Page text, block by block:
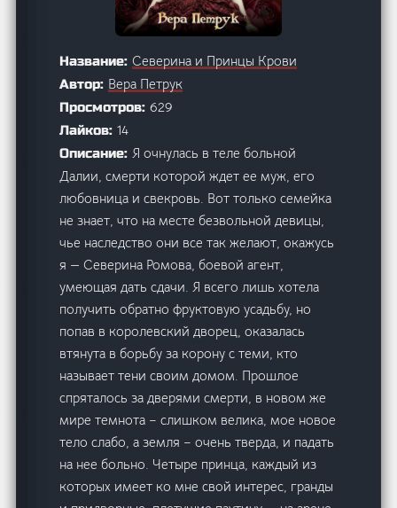
Название:Северина и Принцы Крови
Автор: Вера Петрук
Просмотров:629
Лайков:14
Описание:Я очнулась в теле больной
Далии, смерти которой ждет ее муж, его
любовница и свекровь. Вот только семейка
не знает, что на месте безвольной девицы,
чье наследство они все так желают, окажусь
я — Северина Ромова, боевой агент,
умеющая дать сдачи. Я всего лишь хотела
получить обратно фруктовую усадьбу, но
попав в королевский дворец, оказалась
втянута в борьбу за корону с теми, кто
называет тени своим домом. Прошлое
спряталось за дверями смерти, в новом же
мире темнота – слишком велика, мое новое
тело слабо, а земля – очень тверда, и падать
на нее больно. Четыре принца, каждый из
которых имеет ко мне свой интерес, гранды